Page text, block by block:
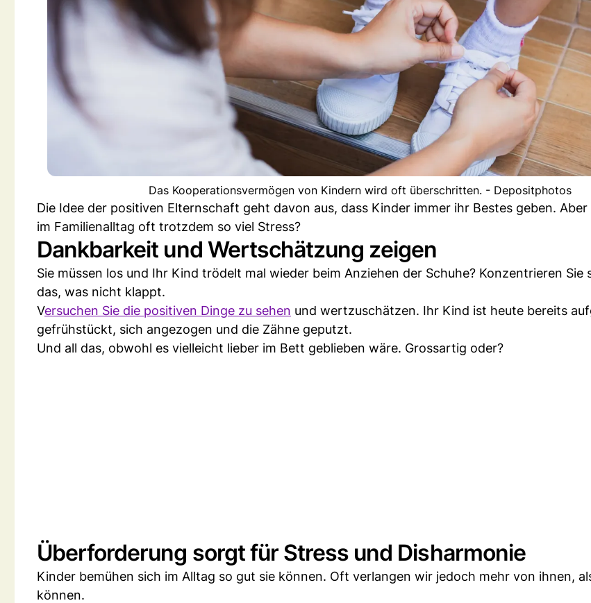
Das Kooperationsvermögen von Kindern wird oft überschritten. - Depositphotos
Die Idee der positiven Elternschaft geht davon aus, dass Kinder immer ihr Bestes geben.
im Familienalltag oft trotzdem so viel Stress?
Dankbarkeit und Wertschätzung zeigen
Sie müssen los und Ihr Kind trödelt mal wieder beim Anziehen der Schuhe? Konzentrieren Sie
das, was nicht klappt.
Versuchen Sie die positiven Dinge zu sehen und wertzuschätzen. Ihr Kind ist heute bereits
gefrühstückt, sich angezogen und die Zähne geputzt.
Und all das, obwohl es vielleicht lieber im Bett geblieben wäre. Grossartig oder?
Überforderung sorgt für Stress und Disharmonie
Kinder bemühen sich im Alltag so gut sie können. Oft verlangen wir jedoch mehr von ihnen,
können.